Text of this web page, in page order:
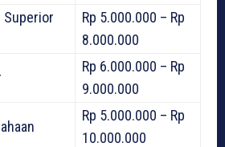
Rp 5.000.000 – Rp
8.000.000
Rp 6.000.000 – Rp
9.000.000
Rp 5.000.000 – Rp
10.000.000